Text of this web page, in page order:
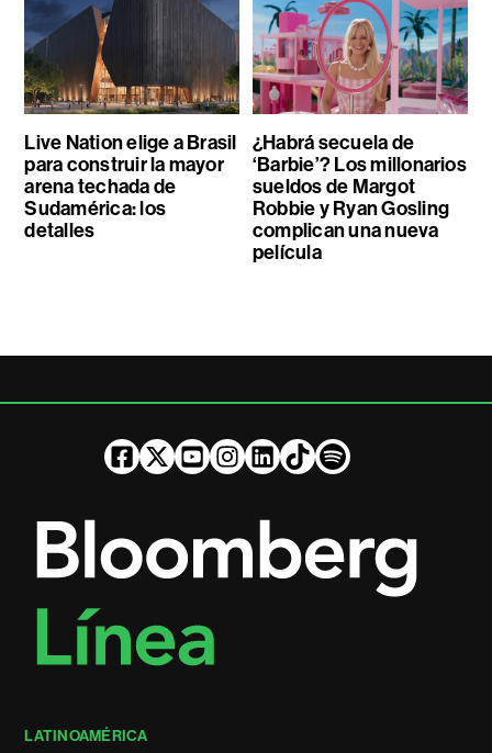
Live Nation elige a Brasil
para construir la mayor
arena techada de
Sudamérica: los
detalles
¿Habrá secuela de
‘Barbie’? Los millonarios
sueldos de Margot
Robbie y Ryan Gosling
complican una nueva
película
LATINOAMÉRICA